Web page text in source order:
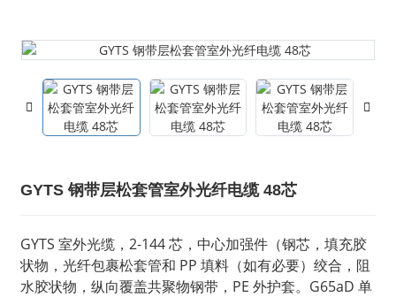
GYTS 钢带层松套管室外光纤电缆 48芯
GYTS 室外光缆，2-144 芯，中心加强件（钢芯，填充胶
状物，光纤包裹松套管和 PP 填料（如有必要）绞合，阻
水胶状物，纵向覆盖共聚物钢带，PE 外护套。G65aD 单